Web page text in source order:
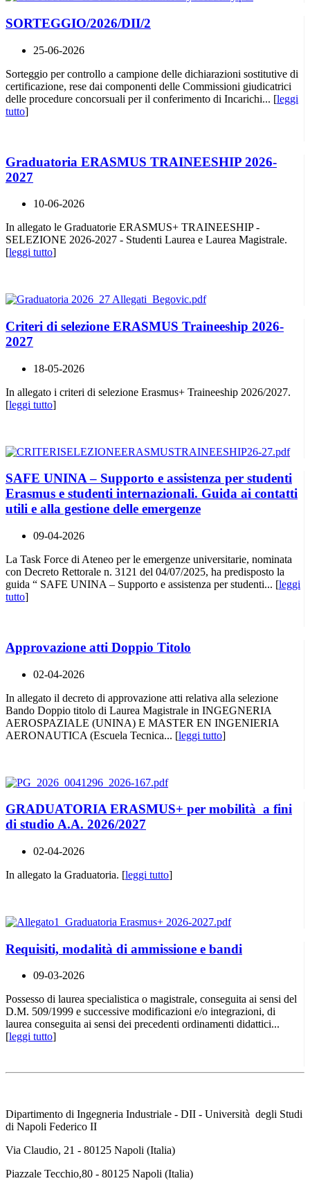
SORTEGGIO/2026/DII/2
25-06-2026
Sorteggio per controllo a campione delle dichiarazioni sostitutive di
certificazione, rese dai componenti delle Commissioni giudicatrici
delle procedure concorsuali per il conferimento di Incarichi... [leggi
tutto]
Graduatoria ERASMUS TRAINEESHIP 2026-
2027
10-06-2026
In allegato le Graduatorie ERASMUS+ TRAINEESHIP -
SELEZIONE 2026-2027 - Studenti Laurea e Laurea Magistrale.
[leggi tutto]
Criteri di selezione ERASMUS Traineeship 2026-
2027
18-05-2026
In allegato i criteri di selezione Erasmus+ Traineeship 2026/2027.
[leggi tutto]
SAFE UNINA – Supporto e assistenza per studenti
Erasmus e studenti internazionali. Guida ai contatti
utili e alla gestione delle emergenze
09-04-2026
La Task Force di Ateneo per le emergenze universitarie, nominata
con Decreto Rettorale n. 3121 del 04/07/2025, ha predisposto la
guida “ SAFE UNINA – Supporto e assistenza per studenti... [leggi
tutto]
Approvazione atti Doppio Titolo
02-04-2026
In allegato il decreto di approvazione atti relativa alla selezione
Bando Doppio titolo di Laurea Magistrale in INGEGNERIA
AEROSPAZIALE (UNINA) E MASTER EN INGENIERIA
AERONAUTICA (Escuela Tecnica... [leggi tutto]
GRADUATORIA ERASMUS+ per mobilità a fini
di studio A.A. 2026/2027
02-04-2026
In allegato la Graduatoria. [leggi tutto]
Requisiti, modalità di ammissione e bandi
09-03-2026
Possesso di laurea specialistica o magistrale, conseguita ai sensi del
D.M. 509/1999 e successive modificazioni e/o integrazioni, di
laurea conseguita ai sensi dei precedenti ordinamenti didattici...
[leggi tutto]
Dipartimento di Ingegneria Industriale - DII - Università degli Studi
di Napoli Federico II
Via Claudio, 21 - 80125 Napoli (Italia)
Piazzale Tecchio,80 - 80125 Napoli (Italia)